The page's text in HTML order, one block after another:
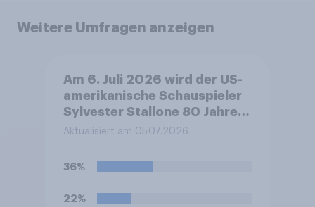
Weitere Umfragen anzeigen
Am 6. Juli 2026 wird der US-
amerikanische Schauspieler
Sylvester Stallone 80 Jahre
alt. Welche Meinung haben
Sylvester Stallone?
Aktualisiert am 05.07.2026
36%
22%